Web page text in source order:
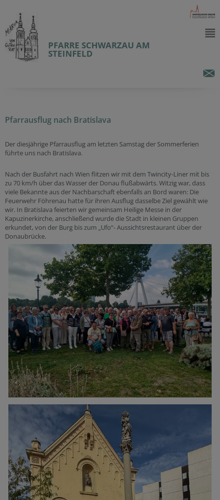
PFARRE SCHWARZAU AM
STEINFELD
Pfarrausflug nach Bratislava
Der diesjährige Pfarrausflug am letzten Samstag der Sommerferien
führte uns nach Bratislava.
Nach der Busfahrt nach Wien flitzen wir mit dem Twincity-Liner mit bis
zu 70 km/h über das Wasser der Donau flußabwärts. Witzig war, dass
viele Bekannte aus der Nachbarschaft ebenfalls an Bord waren: Die
Feuerwehr Föhrenau hatte für ihren Ausflug dasselbe Ziel gewählt wie
wir. In Bratislava feierten wir gemeinsam Heilige Messe in der
Kapuzinerkirche, anschließend wurde die Stadt in kleinen Gruppen
erkundet, von der Burg bis zum „Ufo“- Aussichtsrestaurant über der
Donaubrücke.